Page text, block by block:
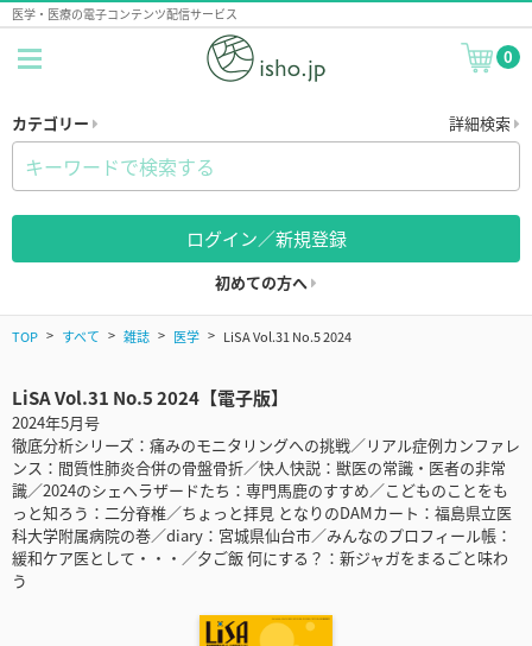
医学・医療の電子コンテンツ配信サービス
0
カテゴリー 詳細検索
ログイン／新規登録
初めての方へ
TOP すべて 雑誌 医学 LiSA Vol.31 No.5 2024
LiSA Vol.31 No.5 2024【電子版】
2024年5月号
徹底分析シリーズ：痛みのモニタリングへの挑戦／リアル症例カンファレ
ンス：間質性肺炎合併の骨盤骨折／快人快説：獣医の常識・医者の非常
識／2024のシェヘラザードたち：専門馬鹿のすすめ／こどものことをも
っと知ろう：二分脊椎／ちょっと拝見 となりのDAMカート：福島県立医
科大学附属病院の巻／diary：宮城県仙台市／みんなのプロフィール帳：
緩和ケア医として・・・／夕ご飯 何にする？：新ジャガをまるごと味わ
う